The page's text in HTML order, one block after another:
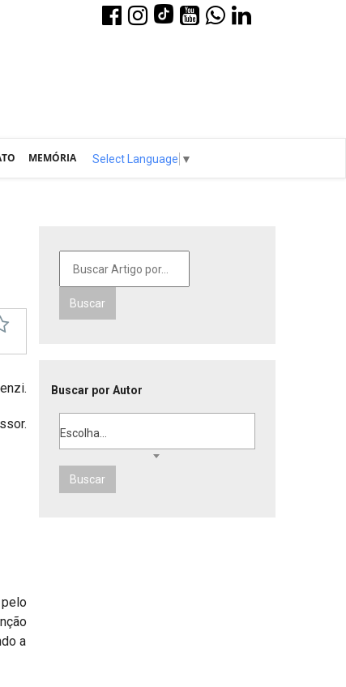
MEMÓRIA Select Language ▼
a
Buscar
Buscar por Autor
Escolha...
Buscar